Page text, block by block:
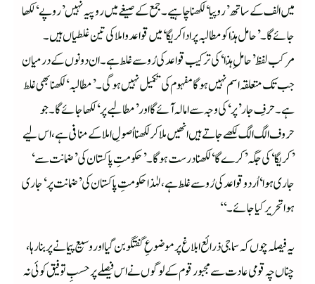
میں الف کے ساتھ ’روپیا‘ لکھنا چاہیے۔ جمع کے صیغے میں روپیہ نہیں ’روپے‘ لکھا
جائے گا۔ ’حامل ہٰذا کو مطالبہ پر اداکریگا‘ میں قواعد و املا کی تین غلطیاں ہیں۔
مرکب لفظ ’حاملِ ہٰذا‘ کی ترکیب قواعد کی رُو سے غلط ہے۔ ان دونوں کے درمیان
جب تک متعلقہ اسم نہیں ہوگا مفہوم کی تکمیل نہیں ہوگی۔ ’مطالبہ‘ لکھنا بھی غلط
ہے۔ حرفِ جار ’پر‘ کی وجہ سے امالہ آئے گا اور ’مطالبے پر‘ لکھا جائے گا۔ جو
حروف الگ الگ لکھے جاتے ہیں انھیں ملا کر لکھنا اُصولِ املا کے منافی ہے، اس لیے
’کریگا‘کی جگہ ’کرے گا‘لکھنا درست ہوگا۔ ’حکومتِ پاکستان کی ’ضمانت سے‘
جاری ہوا‘ اُردو قواعد کی رُو سے غلط ہے، لہٰذاحکومتِ پاکستان کی ’ضمانت پر‘ جاری
ہوا تحریر کیا جائے۔‘‘
یہ فیصلہ چوں کہ سماجی ذرائع ابلاغ پر موضوعِ گفتگو بن گیا اور وسیع پیمانے پر بنا رہا،
چناں چہ قومی عادت سے مجبور قوم کے لوگوں نے اس فیصلے پر حسبِ توفیق کوئی نہ